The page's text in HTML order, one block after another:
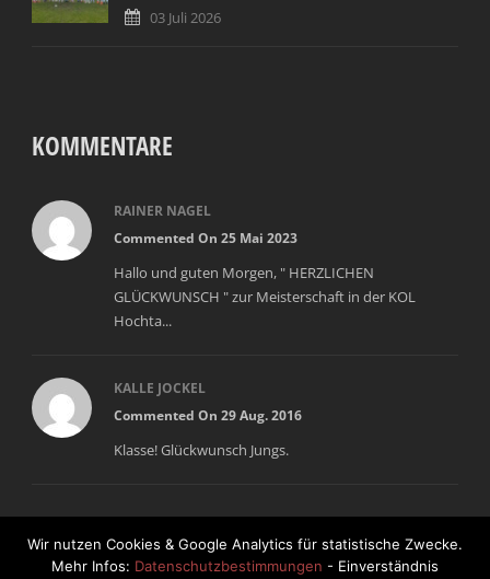
03 Juli 2026
KOMMENTARE
RAINER NAGEL
Commented On 25 Mai 2023
Hallo und guten Morgen, " HERZLICHEN
GLÜCKWUNSCH " zur Meisterschaft in der KOL
Hochta...
KALLE JOCKEL
Commented On 29 Aug. 2016
Klasse! Glückwunsch Jungs.
Wir nutzen Cookies & Google Analytics für statistische Zwecke.
Mehr Infos: Datenschutzbestimmungen - Einverständnis